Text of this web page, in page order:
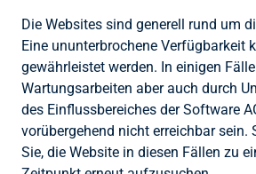
Die Websites sind generell rund um
Eine ununterbrochene Verfügbarkeit
gewährleistet werden. In einigen
Wartungsarbeiten aber auch durch
des Einflussbereiches der Software
vorübergehend nicht erreichbar sein.
Sie, die Website in diesen Fällen zu